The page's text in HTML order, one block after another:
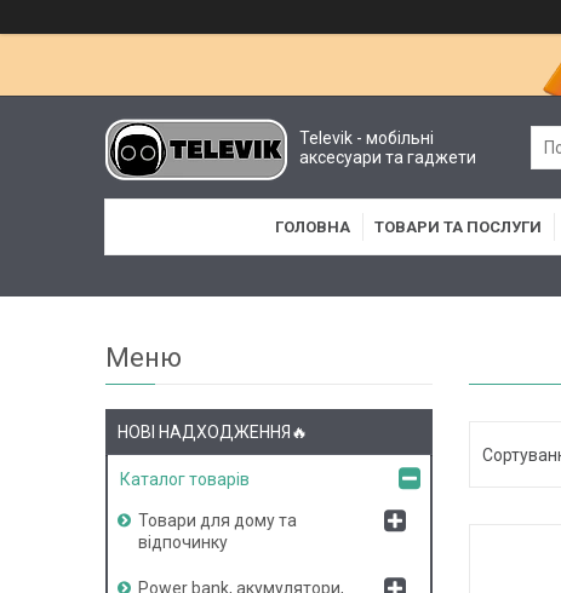
Televik - мобільні
аксесуари та гаджети
ГОЛОВНА ТОВАРИ ТА ПОСЛУГИ
НОВІ НАДХОДЖЕННЯ🔥
Каталог товарів
Товари для дому та
відпочинку
Power bank, акумулятори,